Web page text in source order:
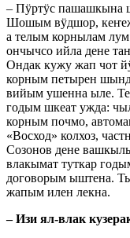
– Пӱртӱс пашашкына
Шошым вӱдшор,
а телым корнылам
ончычсо ийла дене
Ондак кужу жап чот
корным петырен
вийым ушенна ыле.
годым шкеат ужда:
корным почмо,
«Восход» колхоз,
Созонов дене
влакымат туткар
договорым ыштена.
жапым илен лекна.
– Изи ял-влак